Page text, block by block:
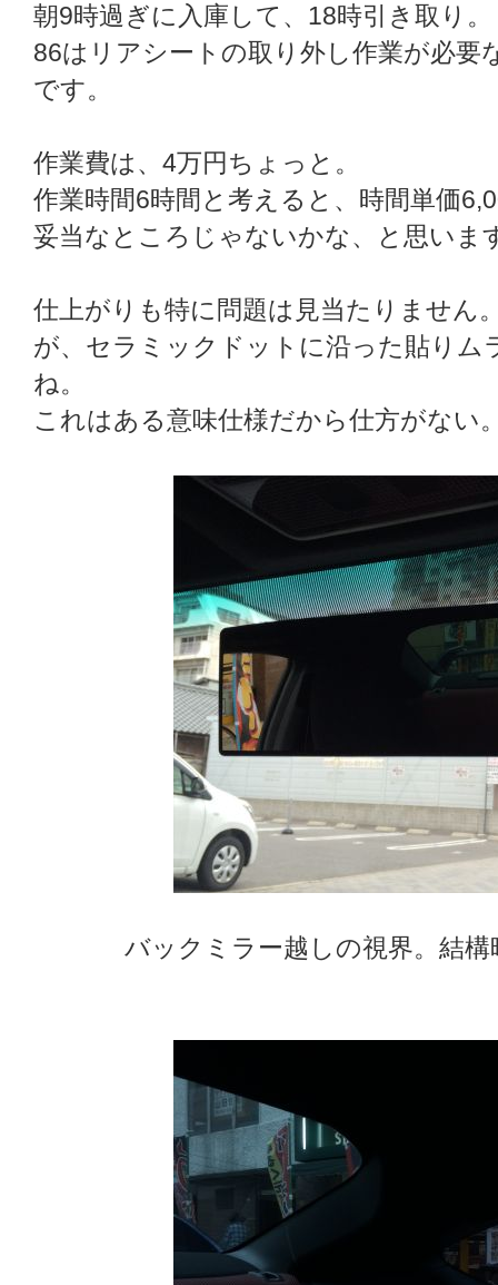
朝9時過ぎに入庫して、18時引き取り。
86はリアシートの取り外し作業が必要
です。
作業費は、4万円ちょっと。
作業時間6時間と考えると、時間単価
妥当なところじゃないかな、と思いま
仕上がりも特に問題は見当たりません
が、セラミックドットに沿った貼り
ね。
これはある意味仕様だから仕方がない
バックミラー越しの視界。結